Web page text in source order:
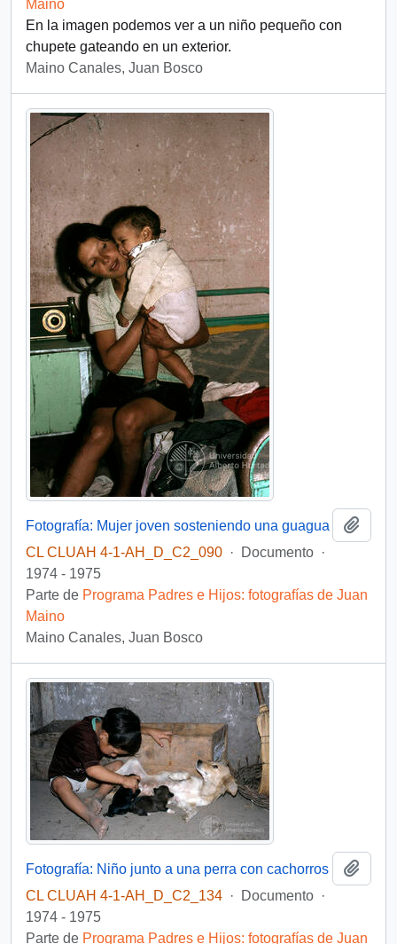
Maino
En la imagen podemos ver a un niño pequeño con
chupete gateando en un exterior.
Maino Canales, Juan Bosco
Fotografía: Mujer joven sosteniendo una guagua
CL CLUAH 4-1-AH_D_C2_090 · Documento ·
1974 - 1975
Parte de Programa Padres e Hijos: fotografías de Juan
Maino
Maino Canales, Juan Bosco
Fotografía: Niño junto a una perra con cachorros
CL CLUAH 4-1-AH_D_C2_134 · Documento ·
1974 - 1975
Parte de Programa Padres e Hijos: fotografías de Juan